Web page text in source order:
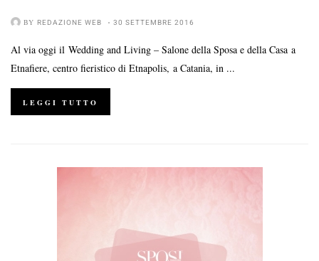
BY REDAZIONE WEB 30 SETTEMBRE 2016
Al via oggi il Wedding and Living – Salone della Sposa e della Casa a
Etnafiere, centro fieristico di Etnapolis, a Catania, in ...
LEGGI TUTTO